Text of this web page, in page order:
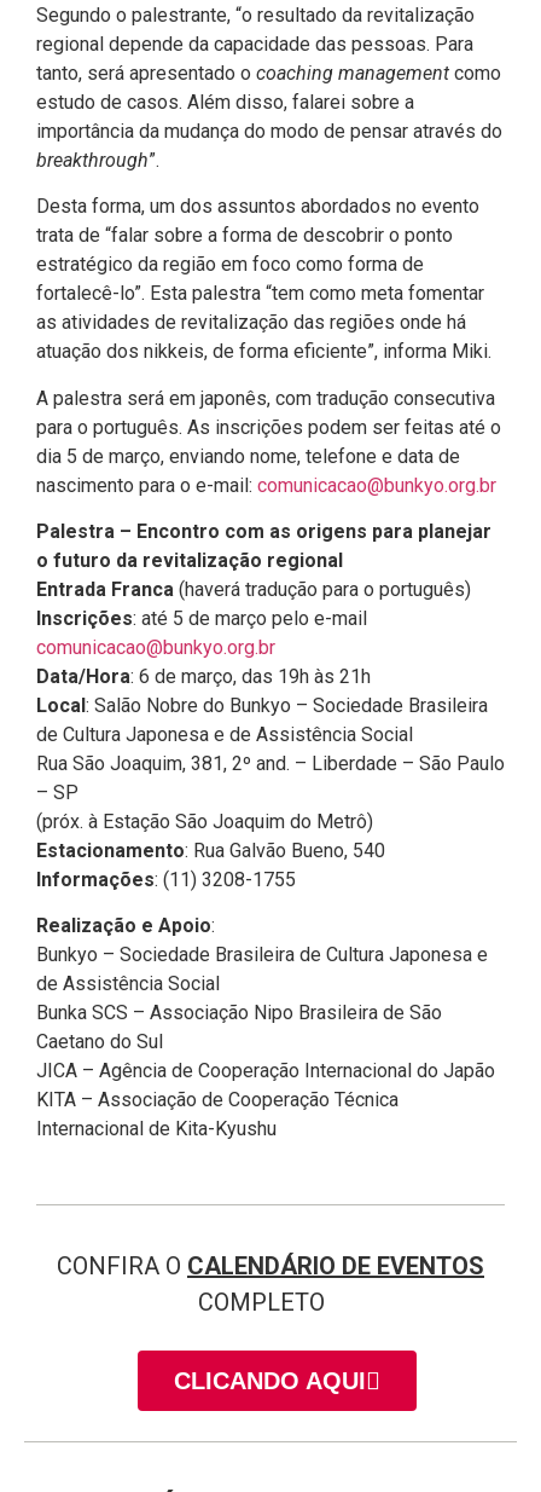
Segundo o palestrante, “o resultado da revitalização
regional depende da capacidade das pessoas. Para
tanto, será apresentado o coaching management como
estudo de casos. Além disso, falarei sobre a
importância da mudança do modo de pensar através do
breakthrough”.
Desta forma, um dos assuntos abordados no evento
trata de “falar sobre a forma de descobrir o ponto
estratégico da região em foco como forma de
fortalecê-lo”. Esta palestra “tem como meta fomentar
as atividades de revitalização das regiões onde há
atuação dos nikkeis, de forma eficiente”, informa Miki.
A palestra será em japonês, com tradução consecutiva
para o português. As inscrições podem ser feitas até o
dia 5 de março, enviando nome, telefone e data de
nascimento para o e-mail: comunicacao@bunkyo.org.br
Palestra – Encontro com as origens para planejar
o futuro da revitalização regional
Entrada Franca (haverá tradução para o português)
Inscrições: até 5 de março pelo e-mail
comunicacao@bunkyo.org.br
Data/Hora: 6 de março, das 19h às 21h
Local: Salão Nobre do Bunkyo – Sociedade Brasileira
de Cultura Japonesa e de Assistência Social
Rua São Joaquim, 381, 2º and. – Liberdade – São Paulo
– SP
(próx. à Estação São Joaquim do Metrô)
Estacionamento: Rua Galvão Bueno, 540
Informações: (11) 3208-1755
Realização e Apoio:
Bunkyo – Sociedade Brasileira de Cultura Japonesa e
de Assistência Social
Bunka SCS – Associação Nipo Brasileira de São
Caetano do Sul
JICA – Agência de Cooperação Internacional do Japão
KITA – Associação de Cooperação Técnica
Internacional de Kita-Kyushu
CONFIRA O CALENDÁRIO DE EVENTOS
COMPLETO
CLICANDO AQUI